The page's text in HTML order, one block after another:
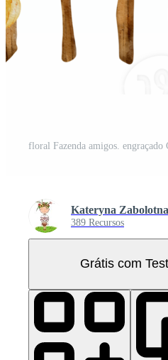
Kateryna Zabolotna
389 Recursos
Grátis com